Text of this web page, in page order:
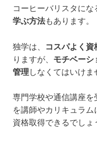
コーヒーバリスタにな
学ぶ方法もあります。
独学は、 コスパよく資
りますが、 モチベーシ
管理 しなくてはいけま
専門学校や通信講座を
を講師やカリキュラ
資格取得できるでしょ